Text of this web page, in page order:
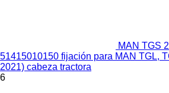
MAN TGS
51415010150 fijación para MAN TGL,
2021) cabeza tractora
6